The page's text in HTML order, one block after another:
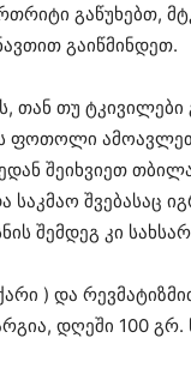
გაწუხებთ,
გაიწმინდეთ.
თან თუ
ფოთოლი
შეიხვიეთ
საკმაო შვებასაც
შემდეგ კი
) და
დღეში 100 გრ.